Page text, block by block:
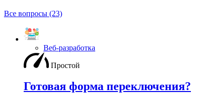
Все вопросы (23)
Веб-разработка
Простой
Готовая форма переключения?